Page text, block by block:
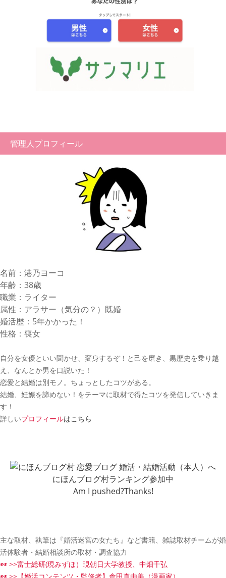
管理人プロフィール
名前：港乃ヨーコ
年齢：38歳
職業：ライター
属性：アラサー（気分の？）既婚
婚活歴：5年かかった！
性格：喪女
自分を女優といい聞かせ、変身するぞ！と己を磨き、黒歴史を乗り越
え、なんとか男を口説いた！
恋愛と結婚は別モノ。ちょっとしたコツがある。
結婚、妊娠を諦めない！をテーマに取材で得たコツを発信していきま
す！
詳しいプロフィールはこちら
にほんブログ村ランキング参加中
Am I pushed?Thanks!
主な取材、執筆は『婚活迷宮の女たち』など書籍、雑誌取材チームが婚
活体験者・結婚相談所の取材・調査協力
◉◉ >>富士総研(現みずほ）現朝日大学教授、中畑千弘